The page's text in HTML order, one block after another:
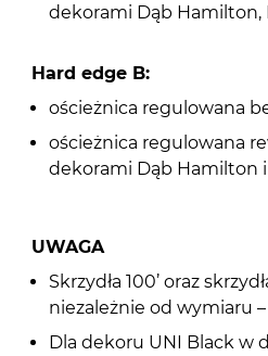
dekorami Dąb Hamilton,
Hard edge B:
ościeżnica regulowana
ościeżnica regulowana
dekorami Dąb Hamilton i
UWAGA
Skrzydła 100’ oraz
niezależnie od wymiaru –
Dla dekoru UNI Black w